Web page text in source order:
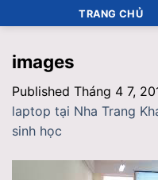
TRANG CHỦ
images
Published Tháng 4 7,
laptop tại Nha Trang
sinh học